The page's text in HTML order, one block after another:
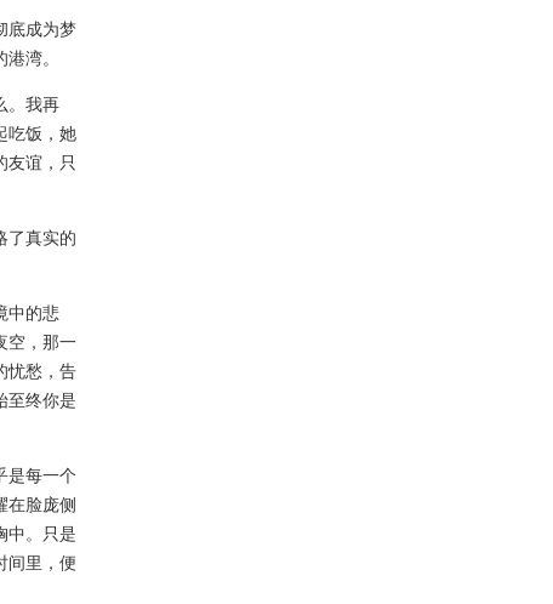
底成为梦
湾。
。我再
吃饭，她
友谊，只
了真实的
中的悲
空，那一
忧愁，告
至终你是
是每一个
在脸庞侧
中。只是
间里，便